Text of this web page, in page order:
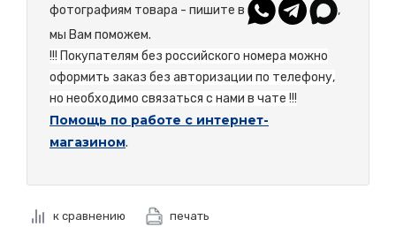
фотографиям товара - пишите в
,
мы Вам поможем.
!!! Покупателям без российского номера можно
оформить заказ без авторизации по телефону,
но необходимо связаться с нами в чате !!!
Помощь по работе с интернет-
магазином.
к сравнению печать